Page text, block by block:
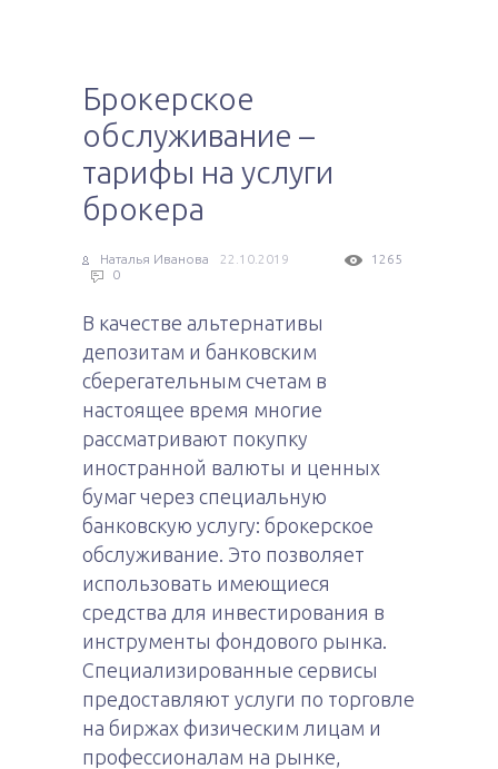
Брокерское
обслуживание –
тарифы на услуги
брокера
Наталья Иванова 22.10.2019
1265
0
В качестве альтернативы
депозитам и банковским
сберегательным счетам в
настоящее время многие
рассматривают покупку
иностранной валюты и ценных
бумаг через специальную
банковскую услугу: брокерское
обслуживание. Это позволяет
использовать имеющиеся
средства для инвестирования в
инструменты фондового рынка.
Специализированные сервисы
предоставляют услуги по торговле
на биржах физическим лицам и
профессионалам на рынке,